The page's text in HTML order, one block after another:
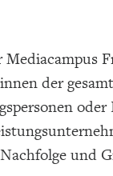
Mediacampus
der
und